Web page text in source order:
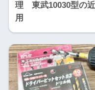
理 東武10030型の
用